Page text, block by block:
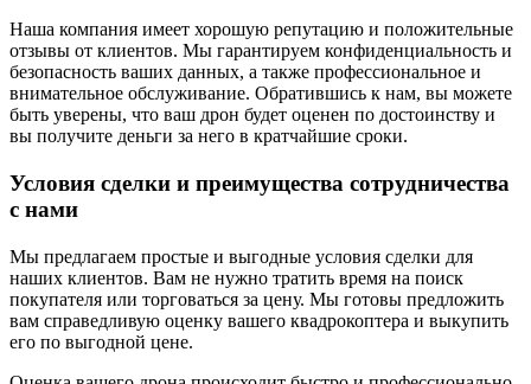
Наша компания имеет хорошую репутацию и положительные
отзывы от клиентов. Мы гарантируем конфиденциальность и
безопасность ваших данных, а также профессиональное и
внимательное обслуживание. Обратившись к нам, вы можете
быть уверены, что ваш дрон будет оценен по достоинству и
вы получите деньги за него в кратчайшие сроки.
Условия сделки и преимущества сотрудничества
с нами
Мы предлагаем простые и выгодные условия сделки для
наших клиентов. Вам не нужно тратить время на поиск
покупателя или торговаться за цену. Мы готовы предложить
вам справедливую оценку вашего квадрокоптера и выкупить
его по выгодной цене.